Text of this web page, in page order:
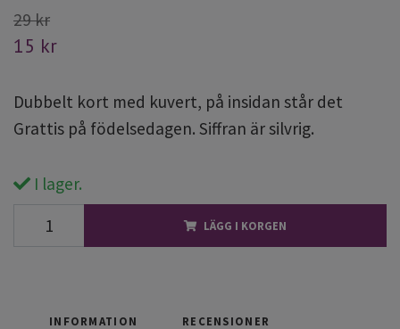
29 kr
15 kr
Dubbelt kort med kuvert, på insidan står det
Grattis på födelsedagen. Siffran är silvrig.
I lager.
LÄGG I KORGEN
INFORMATION RECENSIONER